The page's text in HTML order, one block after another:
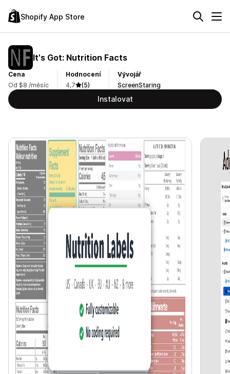
Shopify App Store
It's Got: Nutrition Facts
Cena
Od $8 /měsíc
Hodnocení
4,7
(5)
Vývojář
ScreenStaring
Instalovat